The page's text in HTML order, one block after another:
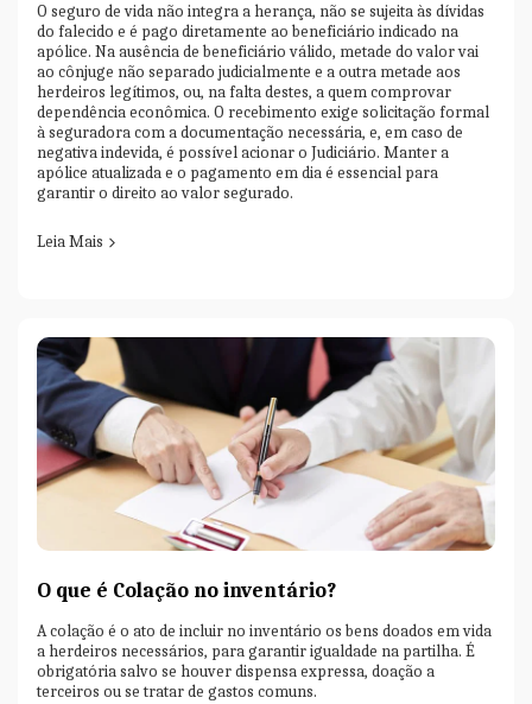
O seguro de vida não integra a herança, não se sujeita às dívidas
do falecido e é pago diretamente ao beneficiário indicado na
apólice. Na ausência de beneficiário válido, metade do valor vai
ao cônjuge não separado judicialmente e a outra metade aos
herdeiros legítimos, ou, na falta destes, a quem comprovar
dependência econômica. O recebimento exige solicitação formal
à seguradora com a documentação necessária, e, em caso de
negativa indevida, é possível acionar o Judiciário. Manter a
apólice atualizada e o pagamento em dia é essencial para
garantir o direito ao valor segurado.
Leia Mais
O que é Colação no inventário?
A colação é o ato de incluir no inventário os bens doados em vida
a herdeiros necessários, para garantir igualdade na partilha. É
obrigatória salvo se houver dispensa expressa, doação a
terceiros ou se tratar de gastos comuns.